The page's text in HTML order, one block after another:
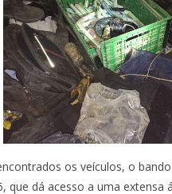
os veículos, o
que dá acesso a uma